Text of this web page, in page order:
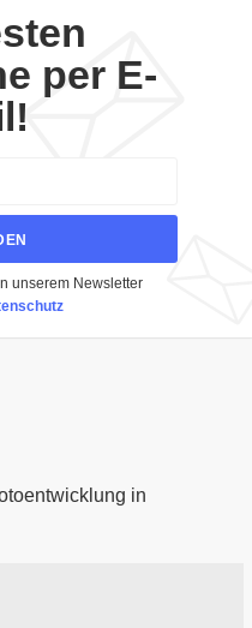
per E-
unserem Newsletter
in